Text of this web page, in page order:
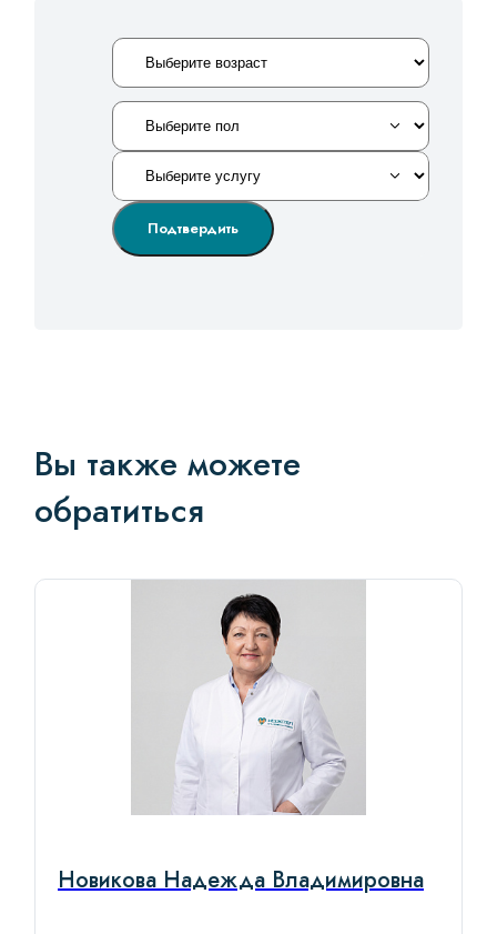
Подтвердить
Вы также можете
обратиться
Новикова Надежда Владимировна